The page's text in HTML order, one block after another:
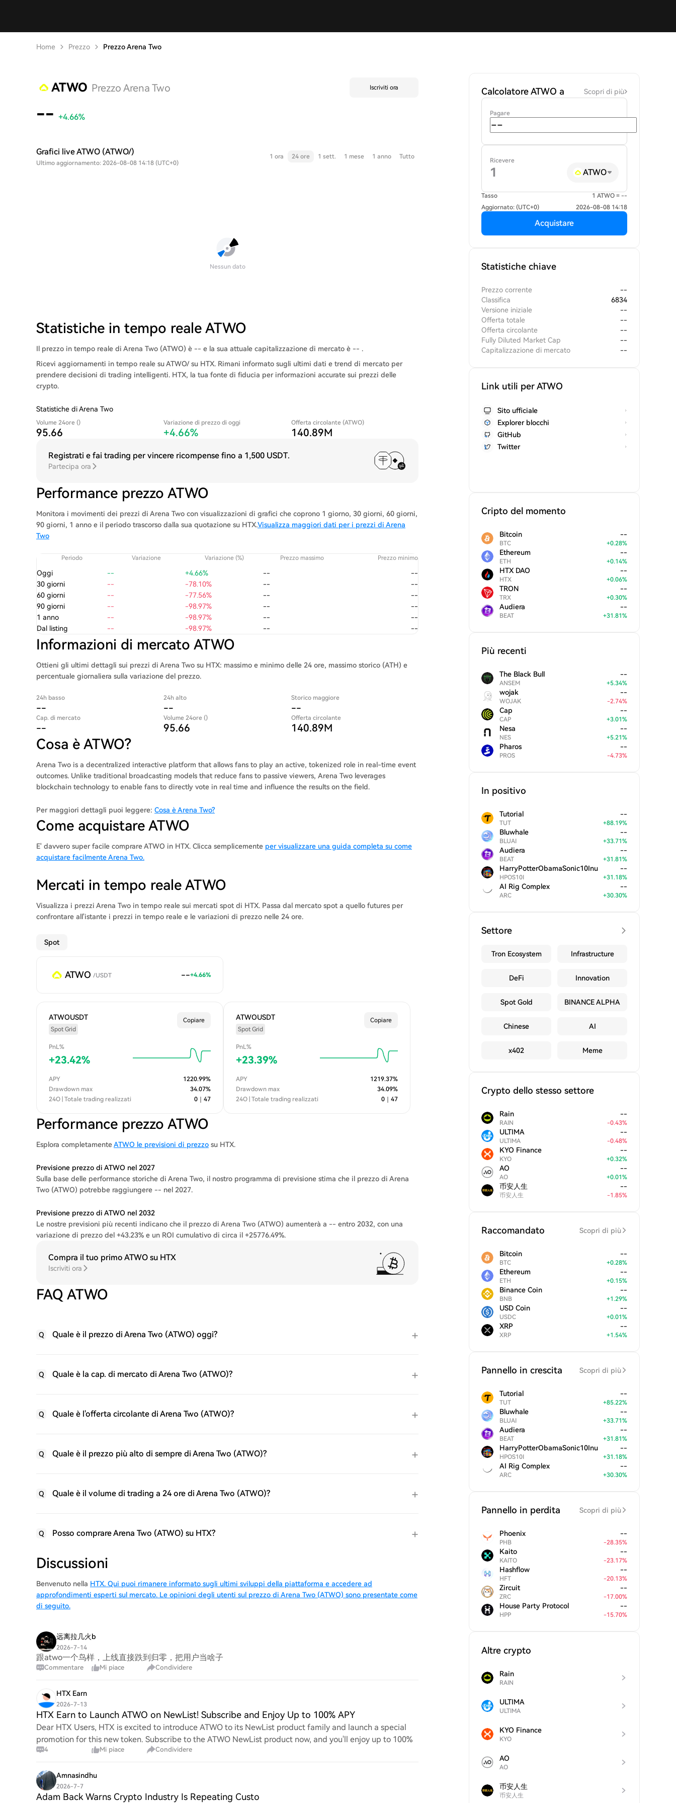
Home Prezzo Prezzo Arena Two
ATWO Prezzo Arena Two Iscriviti ora
-- +4.66%
Grafici live ATWO (ATWO/)
Ultimo aggiornamento: 2026-08-08 14:18 (UTC+0)
1 ora 24 ore 1 sett. 1 mese 1 anno Tutto
Nessun dato
Statistiche in tempo reale ATWO
Il prezzo in tempo reale di Arena Two (ATWO) è -- e la sua attuale capitalizzazione di mercato è -- .
Ricevi aggiornamenti in tempo reale su ATWO/ su HTX. Rimani informato sugli ultimi dati e trend di mercato per
prendere decisioni di trading intelligenti. HTX, la tua fonte di fiducia per informazioni accurate sui prezzi delle
crypto.
Statistiche di Arena Two
Volume 24ore ()
95.66
Variazione di prezzo di oggi
+4.66%
Offerta circolante (ATWO)
140.89M
Registrati e fai trading per vincere ricompense fino a 1,500 USDT.
Partecipa ora
Performance prezzo ATWO
Monitora i movimenti dei prezzi di Arena Two con visualizzazioni di grafici che coprono 1 giorno, 30 giorni, 60 giorni,
90 giorni, 1 anno e il periodo trascorso dalla sua quotazione su HTX.Visualizza maggiori dati per i prezzi di Arena
Two
Periodo Variazione Variazione (%) Prezzo massimo Prezzo minimo
Oggi -- +4.66% --
--
30 giorni
-- -78.10% --
--
60 giorni
-- -77.56% --
--
90 giorni
-- -98.97% --
--
1 anno
-- -98.97% --
--
Dal listing
-- -98.97% -- --
Informazioni di mercato ATWO
Ottieni gli ultimi dettagli sui prezzi di Arena Two su HTX: massimo e minimo delle 24 ore, massimo storico (ATH) e
percentuale giornaliera sulla variazione del prezzo.
24h basso
--
24h alto
--
Storico maggiore
--
Cap. di mercato
--
Volume 24ore ()
95.66
Offerta circolante
140.89M
Cosa è ATWO?
Arena Two is a decentralized interactive platform that allows fans to play an active, tokenized role in real-time event
outcomes. Unlike traditional broadcasting models that reduce fans to passive viewers, Arena Two leverages
blockchain technology to enable fans to directly vote in real time and influence the results on the field.
Per maggiori dettagli puoi leggere: Cosa è Arena Two?
Come acquistare ATWO
E' davvero super facile comprare ATWO in HTX. Clicca semplicemente per visualizzare una guida completa su come
acquistare facilmente Arena Two.
Mercati in tempo reale ATWO
Visualizza i prezzi Arena Two in tempo reale sui mercati spot di HTX. Passa dal mercato spot a quello futures per
confrontare all'istante i prezzi in tempo reale e le variazioni di prezzo nelle 24 ore.
Spot
ATWO /USDT --+4.66%
ATWOUSDT
Spot Grid
Copiare
PnL%
+23.42%
APY 1220.99%
Drawdown max
34.07%
24O | Totale trading realizzati
0 47
ATWOUSDT
Spot Grid
Copiare
PnL%
+23.39%
APY 1219.37%
Drawdown max
34.09%
24O | Totale trading realizzati
0 47
Performance prezzo ATWO
Esplora completamenteATWO le previsioni di prezzo su HTX.
Previsione prezzo di ATWO nel 2027
Sulla base delle performance storiche di Arena Two, il nostro programma di previsione stima che il prezzo di Arena
Two (ATWO) potrebbe raggiungere -- nel 2027.
Previsione prezzo di ATWO nel 2032
Le nostre previsioni più recenti indicano che il prezzo di Arena Two (ATWO) aumenterà a -- entro 2032, con una
variazione di prezzo del +43.23% e un ROI cumulativo di circa il +25776.49%.
Compra il tuo primo ATWO su HTX
Iscriviti ora
FAQ ATWO
Q Quale è il prezzo di Arena Two (ATWO) oggi?
Q Quale è la cap. di mercato di Arena Two (ATWO)?
Q Quale è l'offerta circolante di Arena Two (ATWO)?
Q Quale è il prezzo più alto di sempre di Arena Two (ATWO)?
Q Quale è il volume di trading a 24 ore di Arena Two (ATWO)?
Q Posso comprare Arena Two (ATWO) su HTX?
Discussioni
Benvenuto nella HTX. Qui puoi rimanere informato sugli ultimi sviluppi della piattaforma e accedere ad
approfondimenti esperti sul mercato. Le opinioni degli utenti sul prezzo di Arena Two (ATWO) sono presentate come
di seguito.
远离拉几火b
2026-7-14
跟atwo一个鸟样，上线直接跌到归零，把用户当啥子
Commentare Mi piace Condividere
HTX Earn
2026-7-13
HTX Earn to Launch ATWO on NewList! Subscribe and Enjoy Up to 100% APY
Dear HTX Users, HTX is excited to introduce ATWO to its NewList product family and launch a special
promotion for this new token. Subscribe to the ATWO NewList product now, and you'll enjoy up to 100%
4 Mi piace Condividere
Amnasindhu
2026-7-7
Adam Back Warns Crypto Industry Is Repeating Custo
Calcolatore ATWO a Scopri di più
Pagare
Ricevere
ATWO
Tasso
1 ATWO = --
Aggiornato: (UTC+0)
2026-08-08 14:18
Acquistare
Statistiche chiave
Prezzo corrente
--
Classifica
6834
Versione iniziale
--
Offerta totale
--
Offerta circolante
--
Fully Diluted Market Cap
--
Capitalizzazione di mercato
--
Link utili per ATWO
Sito ufficiale
Explorer blocchi
GitHub
Twitter
Cripto del momento
Bitcoin
BTC
--
+0.28%
Ethereum
ETH
--
+0.14%
HTX DAO
HTX
--
+0.06%
TRON
TRX
--
+0.30%
Audiera
BEAT
--
+31.81%
Più recenti
The Black Bull
ANSEM
--
+5.34%
wojak
WOJAK
--
-2.74%
Cap
CAP
--
+3.01%
Nesa
NES
--
+5.21%
Pharos
PROS
--
-4.73%
In positivo
Tutorial
TUT
--
+88.19%
Bluwhale
BLUAI
--
+33.71%
Audiera
BEAT
--
+31.81%
HarryPotterObamaSonic10Inu
HPOS10I
--
+31.18%
AI Rig Complex
ARC
--
+30.30%
Settore
Tron Ecosystem Infrastructure
DeFi Innovation
Spot Gold BINANCE ALPHA
Chinese AI
x402 Meme
Crypto dello stesso settore
Rain
RAIN
--
-0.43%
ULTIMA
ULTIMA
--
-0.48%
KYO Finance
KYO
--
+0.32%
AO
AO
--
+0.01%
币安人生
币安人生
--
-1.85%
Raccomandato Scopri di più
Bitcoin
BTC
--
+0.28%
Ethereum
ETH
--
+0.15%
Binance Coin
BNB
--
+1.29%
USD Coin
USDC
--
+0.01%
XRP
XRP
--
+1.54%
Pannello in crescita Scopri di più
Tutorial
TUT
--
+85.22%
Bluwhale
BLUAI
--
+33.71%
Audiera
BEAT
--
+31.81%
HarryPotterObamaSonic10Inu
HPOS10I
--
+31.18%
AI Rig Complex
ARC
--
+30.30%
Pannello in perdita Scopri di più
Phoenix
PHB
--
-28.35%
Kaito
KAITO
--
-23.17%
Hashflow
HFT
--
-20.13%
Zircuit
ZRC
--
-17.00%
House Party Protocol
HPP
--
-15.70%
Altre crypto
Rain
RAIN
ULTIMA
ULTIMA
KYO Finance
KYO
AO
AO
币安人生
币安人生